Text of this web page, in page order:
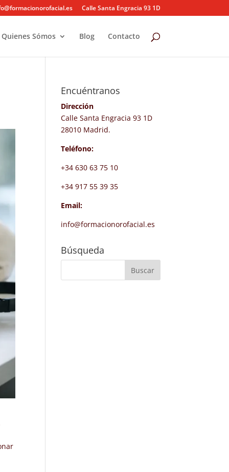
Calle Santa Engracia 93 1D
Quienes Sómos Blog Contacto
Encuéntranos
Dirección
Calle Santa Engracia 93 1D
28010 Madrid.
Teléfono:
+34 630 63 75 10
+34 917 55 39 35
Email:
info@formacionorofacial.es
Búsqueda